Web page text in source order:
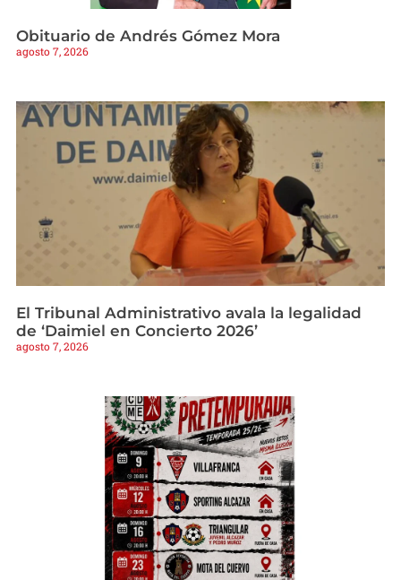
Obituario de Andrés Gómez Mora
agosto 7, 2026
El Tribunal Administrativo avala la legalidad
de ‘Daimiel en Concierto 2026’
agosto 7, 2026